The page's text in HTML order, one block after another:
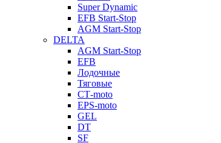
Super Dynamic
EFB Start-Stop
AGM Start-Stop
DELTA
AGM Start-Stop
EFB
Лодочные
Тяговые
СТ-moto
EPS-moto
GEL
DT
SF